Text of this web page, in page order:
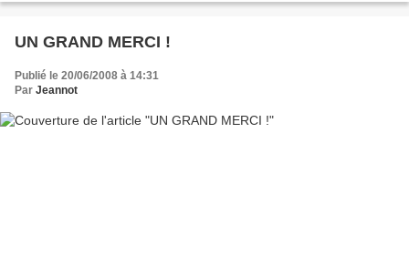
UN GRAND MERCI !
Publié le 20/06/2008 à 14:31
Par Jeannot